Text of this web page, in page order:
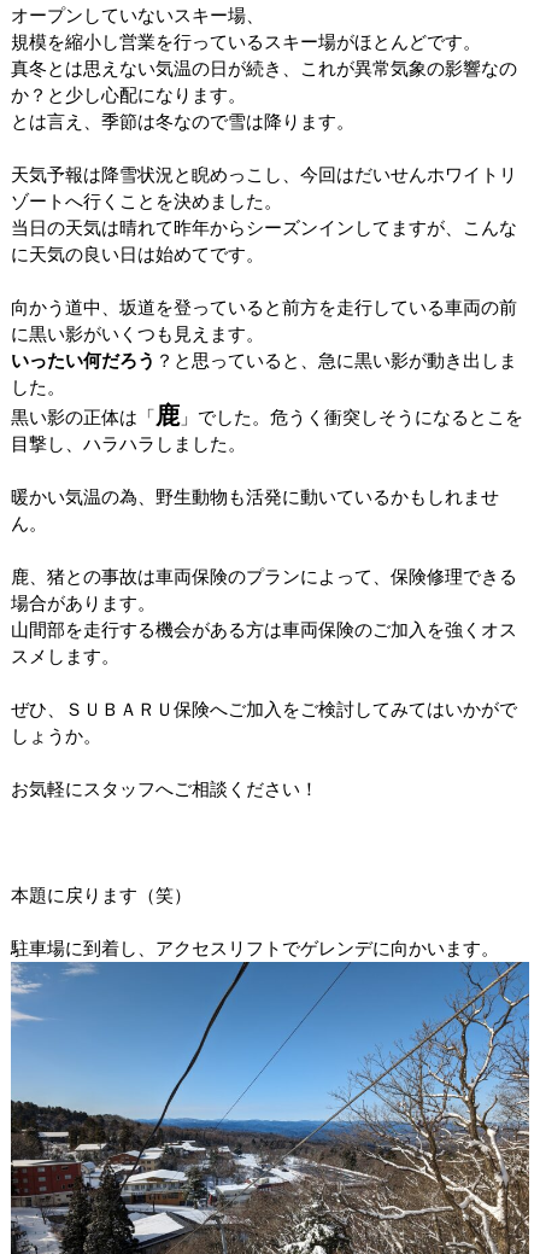
オープンしていないスキー場、
規模を縮小し営業を行っているスキー場がほとんどです。
真冬とは思えない気温の日が続き、これが異常気象の影響なの
か？と少し心配になります。
とは言え、季節は冬なので雪は降ります。
天気予報は降雪状況と睨めっこし、今回はだいせんホワイトリ
ゾートへ行くことを決めました。
当日の天気は晴れて昨年からシーズンインしてますが、こんな
に天気の良い日は始めてです。
向かう道中、坂道を登っていると前方を走行している車両の前
に黒い影がいくつも見えます。
いったい何だろう ？と思っていると、急に黒い影が動き出しま
した。
黒い影の正体は「鹿」でした。危うく衝突しそうになるとこを
目撃し、ハラハラしました。
暖かい気温の為、野生動物も活発に動いているかもしれませ
ん。
鹿、猪との事故は車両保険のプランによって、保険修理できる
場合があります。
山間部を走行する機会がある方は車両保険のご加入を強くオス
スメします。
ぜひ、ＳＵＢＡＲＵ保険へご加入をご検討してみてはいかがで
しょうか。
お気軽にスタッフへご相談ください！
本題に戻ります（笑）
駐車場に到着し、アクセスリフトでゲレンデに向かいます。